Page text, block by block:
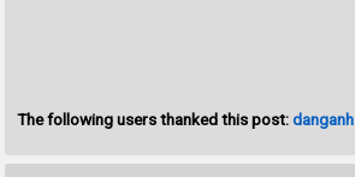
The following users thanked this post:danganh